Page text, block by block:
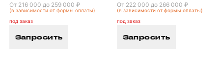
От 216 000 до 259 000 ₽
(в зависимости от формы оплаты)
под заказ
Запросить
От 222 000 до 266 000 ₽
(в зависимости от формы оплаты)
под заказ
Запросить